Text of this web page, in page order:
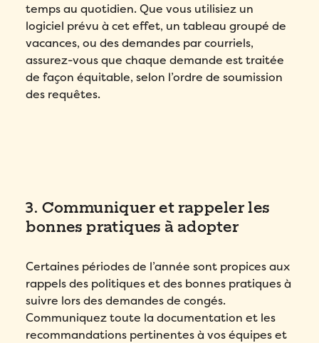
temps au quotidien. Que vous utilisiez un
logiciel prévu à cet effet, un tableau groupé de
vacances, ou des demandes par courriels,
assurez-vous que chaque demande est traitée
de façon équitable, selon l’ordre de soumission
des requêtes.
3. Communiquer et rappeler les
bonnes pratiques à adopter
Certaines périodes de l’année sont propices aux
rappels des politiques et des bonnes pratiques à
suivre lors des demandes de congés.
Communiquez toute la documentation et les
recommandations pertinentes à vos équipes et